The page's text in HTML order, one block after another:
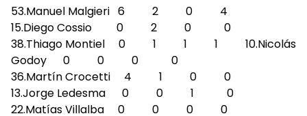
53.Manuel Malgieri 6 2 0 4
15.Diego Cossio 0 2 0 0
38.Thiago Montiel 0 1 1 1 10.Nicolás
Godoy 0 0 0 0
36.Martín Crocetti 4 1 0 0
13.Jorge Ledesma 0 0 1 0
22.Matías Villalba 0 0 0 0